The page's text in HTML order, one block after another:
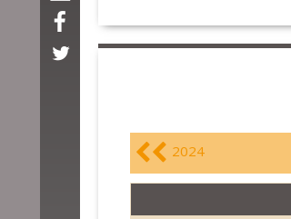
2024